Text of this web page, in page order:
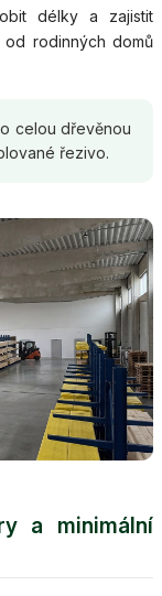
délky a zajistit
rodinných domů
celou dřevěnou
řezivo.
a minimální